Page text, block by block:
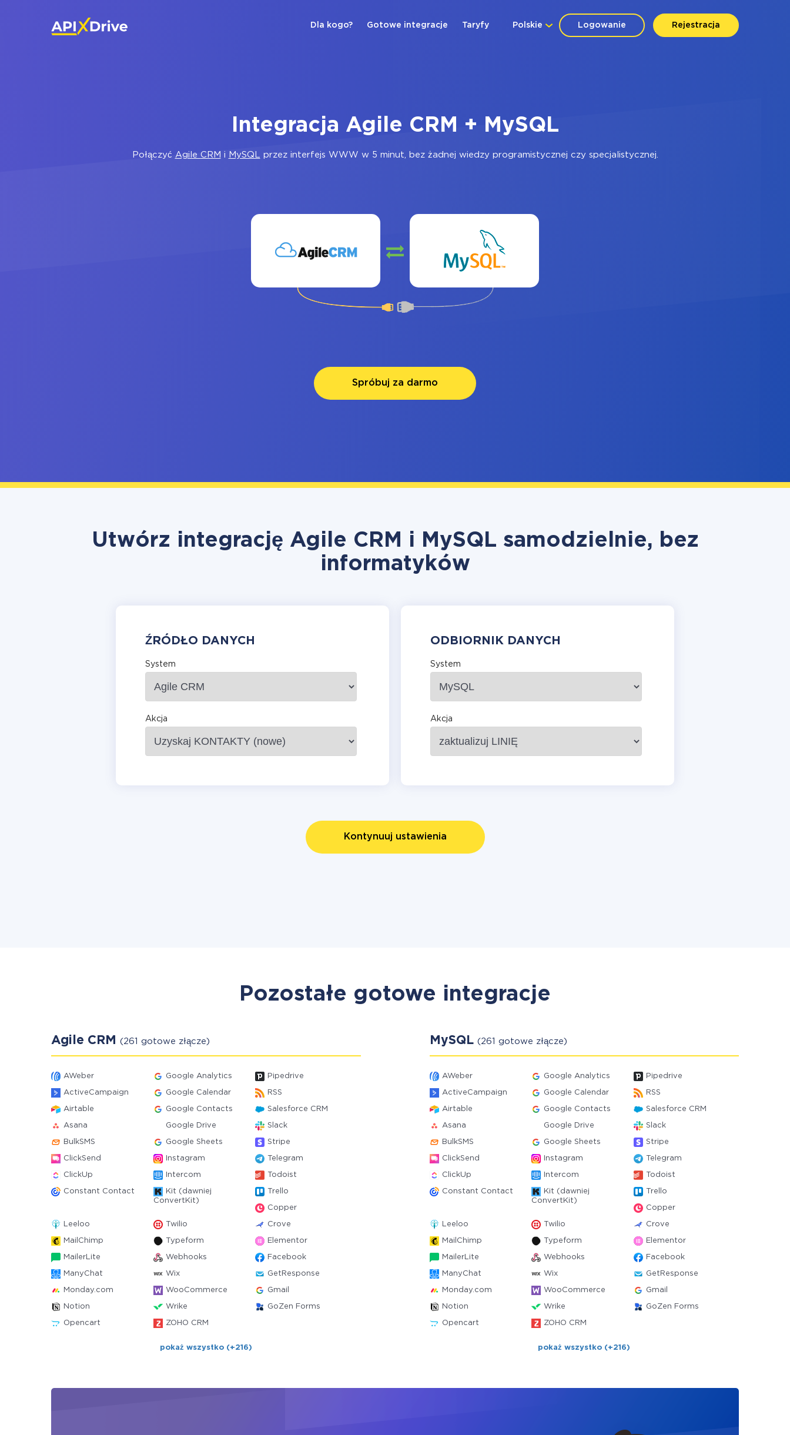
Logowanie Rejestracja
Polskie
Dla kogo? Gotowe integracje Taryfy
Integracja Agile CRM + MySQL
Połączyć Agile CRM i MySQL przez interfejs WWW w 5 minut, bez żadnej wiedzy programistycznej czy specjalistycznej.
Spróbuj za darmo
Utwórz integrację Agile CRM i MySQL samodzielnie, bez
informatyków
ŹRÓDŁO DANYCH
System
Akcja
ODBIORNIK DANYCH
System
Akcja
Kontynuuj ustawienia
Pozostałe gotowe integracje
Agile CRM (261 gotowe złącze)
AWeber Google Analytics Pipedrive
ActiveCampaign Google Calendar RSS
Airtable Google Contacts Salesforce CRM
Asana Google Drive Slack
BulkSMS Google Sheets Stripe
ClickSend Instagram Telegram
ClickUp Intercom Todoist
Constant Contact
Kit (dawniej
ConvertKit)
Trello
Copper
Leeloo Twilio Crove
MailChimp Typeform Elementor
MailerLite Webhooks Facebook
ManyChat Wix GetResponse
Monday.com WooCommerce Gmail
Notion Wrike GoZen Forms
Opencart ZOHO CRM
pokaż wszystko (+216)
MySQL (261 gotowe złącze)
AWeber Google Analytics Pipedrive
ActiveCampaign Google Calendar RSS
Airtable Google Contacts Salesforce CRM
Asana Google Drive Slack
BulkSMS Google Sheets Stripe
ClickSend Instagram Telegram
ClickUp Intercom Todoist
Constant Contact
Kit (dawniej
ConvertKit)
Trello
Copper
Leeloo Twilio Crove
MailChimp Typeform Elementor
MailerLite Webhooks Facebook
ManyChat Wix GetResponse
Monday.com WooCommerce Gmail
Notion Wrike GoZen Forms
Opencart ZOHO CRM
pokaż wszystko (+216)